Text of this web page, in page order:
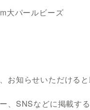
大パールビーズ
お知らせいただけると
、SNSなどに掲載す